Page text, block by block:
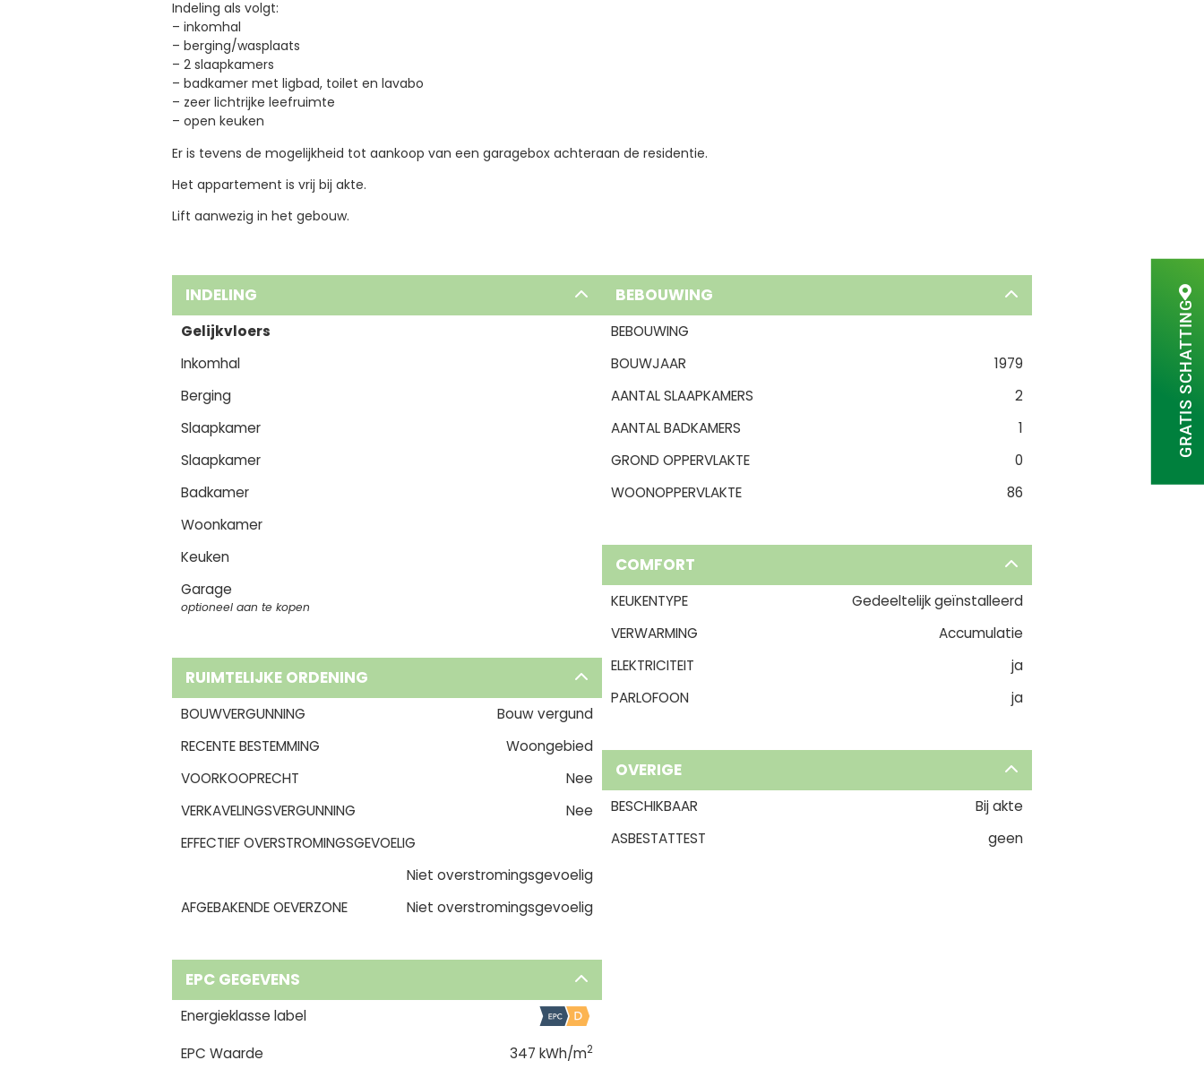
GRATIS SCHATTING
Indeling als volgt:
– inkomhal
– berging/wasplaats
– 2 slaapkamers
– badkamer met ligbad, toilet en lavabo
– zeer lichtrijke leefruimte
– open keuken
Er is tevens de mogelijkheid tot aankoop van een garagebox achteraan de residentie.
Het appartement is vrij bij akte.
Lift aanwezig in het gebouw.
INDELING
Gelijkvloers
Inkomhal
Berging
Slaapkamer
Slaapkamer
Badkamer
Woonkamer
Keuken
Garage
optioneel aan te kopen
RUIMTELIJKE ORDENING
BOUWVERGUNNING
Bouw vergund
RECENTE BESTEMMING
Woongebied
VOORKOOPRECHT
Nee
VERKAVELINGSVERGUNNING
Nee
EFFECTIEF OVERSTROMINGSGEVOELIG
Niet overstromingsgevoelig
AFGEBAKENDE OEVERZONE
Niet overstromingsgevoelig
EPC GEGEVENS
Energieklasse label
EPC Waarde
347 kWh/m2
BEBOUWING
BEBOUWING
BOUWJAAR
1979
AANTAL SLAAPKAMERS
2
AANTAL BADKAMERS
1
GROND OPPERVLAKTE
0
WOONOPPERVLAKTE
86
COMFORT
KEUKENTYPE
Gedeeltelijk geïnstalleerd
VERWARMING
Accumulatie
ELEKTRICITEIT
ja
PARLOFOON
ja
OVERIGE
BESCHIKBAAR
Bij akte
ASBESTATTEST
geen